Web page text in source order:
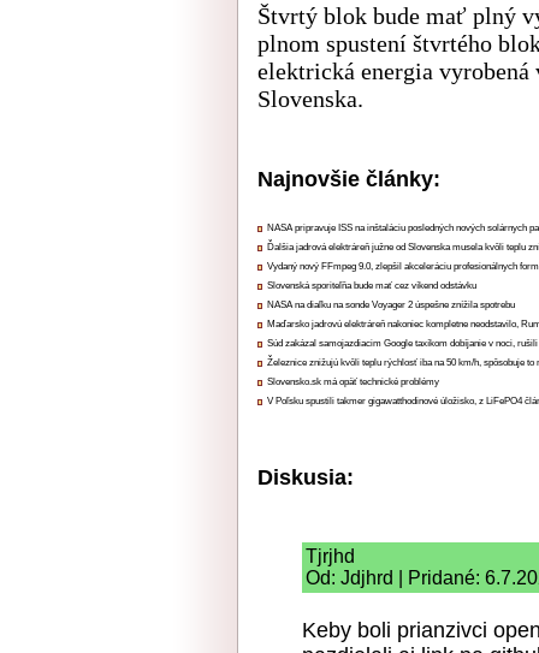
Štvrtý blok bude mať plný
plnom spustení štvrtého
elektrická energia
Slovenska.
Najnovšie články:
NASA pripravuje ISS na inštaláciu posledných nových solárnych
Ďalšia jadrová elektráreň južne od Slovenska musela kvôli teplu
Vydaný nový FFmpeg 9.0, zlepšil akceleráciu profesionálnych
Slovenská sporiteľňa bude mať cez víkend odstávku
NASA na diaľku na sonde Voyager 2 úspešne znížila spotrebu
Maďarsko jadrovú elektráreň nakoniec kompletne neodstavilo,
Súd zakázal samojazdiacim Google taxíkom dobíjanie v noci,
Železnice znižujú kvôli teplu rýchlosť iba na 50 km/h, spôsobuje to
Slovensko.sk má opäť technické problémy
V Poľsku spustili takmer gigawatthodinové úložisko, z LiFePO4
Diskusia:
Tjrjhd
Od: Jdjhrd | Pridané:
Keby boli prianzivci